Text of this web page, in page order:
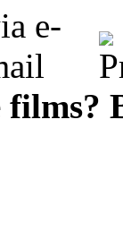
films?